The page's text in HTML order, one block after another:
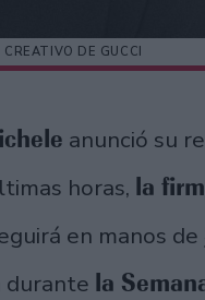
DE GUCCI
anunció su
horas, la
en manos de
durante la